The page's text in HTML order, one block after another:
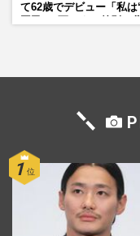
て62歳でデビュー「私は